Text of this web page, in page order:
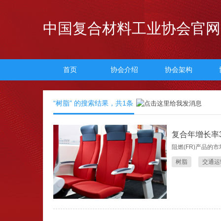
中国复合材料工业协会官网
首页 协会介绍 协会架构
“树脂” 的搜索结果，共1条
复合年增长
阻燃(FR)产品的
树脂 交通